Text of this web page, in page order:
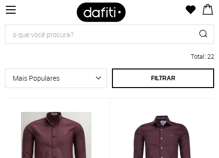
Total: 22
FILTRAR